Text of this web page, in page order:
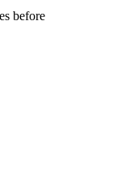
before